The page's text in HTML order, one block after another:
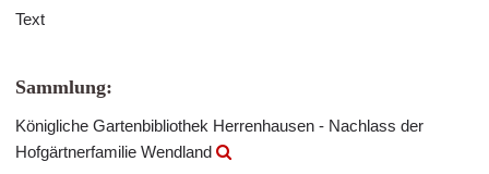
Text
Sammlung:
Königliche Gartenbibliothek Herrenhausen - Nachlass der
Hofgärtnerfamilie Wendland